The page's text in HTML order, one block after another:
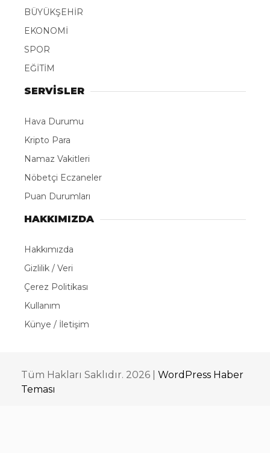
BÜYÜKŞEHİR
EKONOMİ
SPOR
EĞİTİM
SERVİSLER
Hava Durumu
Kripto Para
Namaz Vakitleri
Nöbetçi Eczaneler
Puan Durumları
HAKKIMIZDA
Hakkımızda
Gizlilik / Veri
Çerez Politikası
Kullanım
Künye / İletişim
Tüm Hakları Saklıdır. 2026 | WordPress Haber
Teması